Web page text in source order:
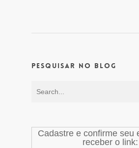
Pesquisar no Blog
Cadastre e confirme seu
receber o link: